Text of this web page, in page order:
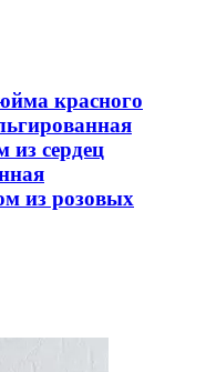
красного
из сердец
из розовых